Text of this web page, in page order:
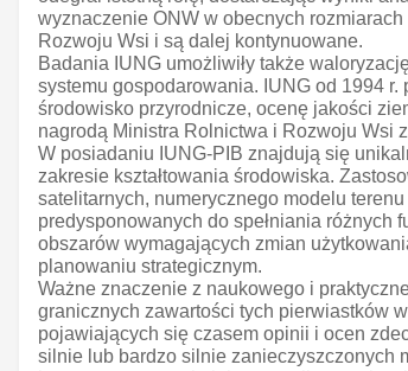
wyznaczenie ONW w obecnych
Rozwoju Wsi i są dalej kontynuowane.
Badania IUNG umożliwiły także
systemu gospodarowania. IUNG od 1994
środowisko przyrodnicze, ocenę jakości
nagrodą Ministra Rolnictwa i Rozwoju Wsi
W posiadaniu IUNG-PIB znajdują się
zakresie kształtowania środowiska.
satelitarnych, numerycznego modelu
predysponowanych do spełniania różnych
obszarów wymagających zmian
planowaniu strategicznym.
Ważne znaczenie z naukowego i
granicznych zawartości tych pierwiastków
pojawiających się czasem opinii i ocen
silnie lub bardzo silnie zanieczyszczonych